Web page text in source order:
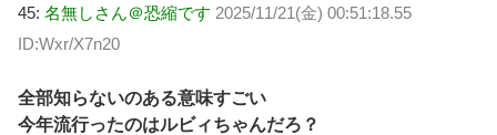
45: 名無しさん＠恐縮です 2025/11/21(金) 00:51:18.55
ID:Wxr/X7n20
全部知らないのある意味すごい
今年流行ったのはルビィちゃんだろ？